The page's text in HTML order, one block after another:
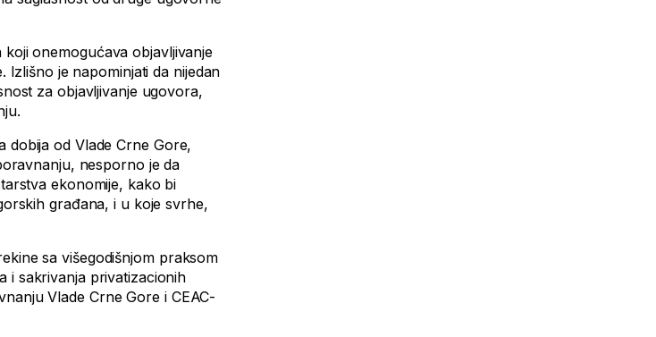
onemogućava objavljivanje
Izlišno je napominjati da nijedan
za objavljivanje ugovora,
dobija od Vlade Crne Gore,
nesporno je da
ekonomije, kako bi
građana, i u koje svrhe,
sa višegodišnjom praksom
i sakrivanja privatizacionih
Vlade Crne Gore i CEAC-